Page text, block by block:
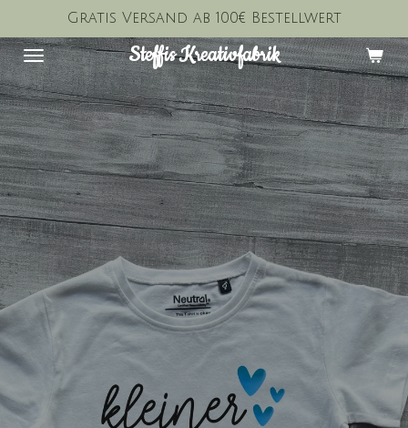
Hauptinhalt
springen
Steffis Kreativfabrik
Gratis Versand ab 100€ Bestellwert